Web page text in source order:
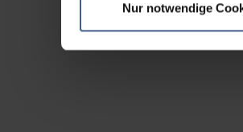
Nur notwendige